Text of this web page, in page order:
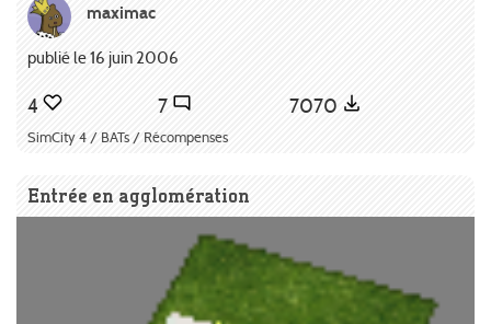
maximac
publié le 16 juin 2006
4 7 7070
SimCity 4 / BATs / Récompenses
Entrée en agglomération